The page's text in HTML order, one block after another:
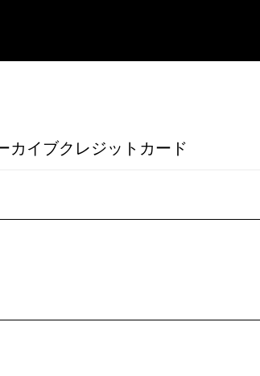
カイブクレジットカード